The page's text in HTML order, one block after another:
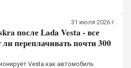
но цены по-прежнему
31 июля 2026 г.
после Lada Vesta - все
ли переплачивать почти 300
Vesta как автомобиль